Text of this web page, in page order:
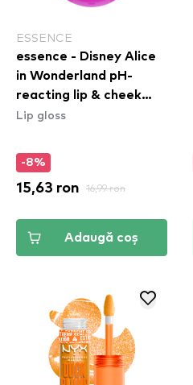
ESSENCE
essence - Disney Alice
in Wonderland pH-
reacting lip & cheek
balm 01
Lip gloss
-8%
15,63 ron 16,99 ron
Adaugă coș